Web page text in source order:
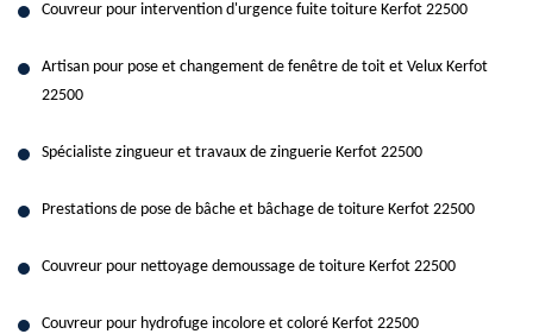
Couvreur pour intervention d'urgence fuite toiture Kerfot 22500
Artisan pour pose et changement de fenêtre de toit et Velux Kerfot
22500
Spécialiste zingueur et travaux de zinguerie Kerfot 22500
Prestations de pose de bâche et bâchage de toiture Kerfot 22500
Couvreur pour nettoyage demoussage de toiture Kerfot 22500
Couvreur pour hydrofuge incolore et coloré Kerfot 22500